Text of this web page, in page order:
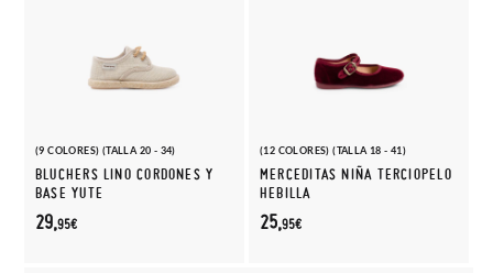
(9 COLORES) (TALLA 20 - 34)
BLUCHERS LINO CORDONES Y
BASE YUTE
29,95€
(12 COLORES) (TALLA 18 - 41)
MERCEDITAS NIÑA TERCIOPELO
HEBILLA
25,95€